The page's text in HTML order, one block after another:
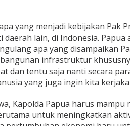
yang menjadi kebijakan Pak
lain, di Indonesia. Papua
apa yang disampaikan
infrastruktur
dan tentu saja nanti secara
yang juga ingin kita
Kapolda Papua harus mampu
untuk meningkatkan